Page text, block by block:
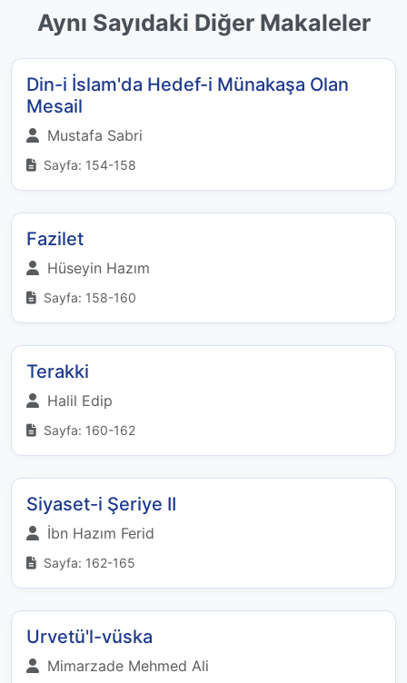
Aynı Sayıdaki Diğer Makaleler
Din-i İslam'da Hedef-i Münakaşa Olan
Mesail
Mustafa Sabri
Sayfa: 154-158
Fazilet
Hüseyin Hazım
Sayfa: 158-160
Terakki
Halil Edip
Sayfa: 160-162
Siyaset-i Şeriye II
İbn Hazım Ferid
Sayfa: 162-165
Urvetü'l-vüska
Mimarzade Mehmed Ali